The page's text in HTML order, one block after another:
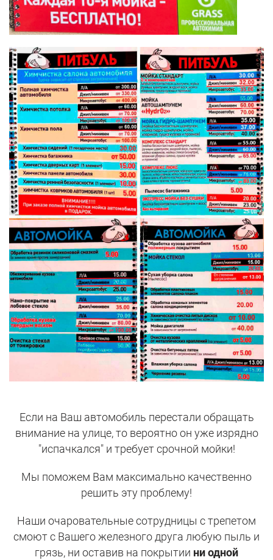
Если на Ваш автомобиль перестали обращать
внимание на улице, то вероятно он уже изрядно
"испачкался" и требует срочной мойки!
Мы поможем Вам максимально качественно
решить эту проблему!
Наши очаровательные сотрудницы с трепетом
смоют с Вашего железного друга любую пыль и
грязь, ни оставив на покрытии ни одной